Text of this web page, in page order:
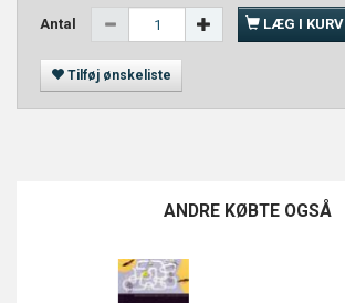
Antal LÆG I KURV
Tilføj ønskeliste
ANDRE KØBTE OGSÅ
POPULÆR